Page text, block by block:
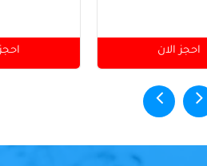
احجز الان